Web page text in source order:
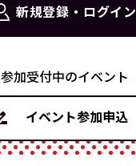
新規登録・ログイン
参加受付中のイベント
イベント参加申込